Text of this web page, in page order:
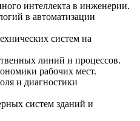
интеллекта в инженерии.
в автоматизации
систем на
линий и процессов.
рабочих мест.
и диагностики
систем зданий и